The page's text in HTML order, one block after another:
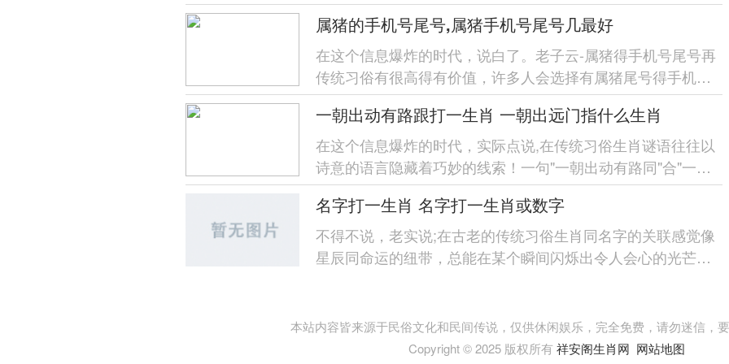
楚,帮助全面认识黄兆磊...
属猪的手机号尾号,属猪手机号尾号几最好
在这个信息爆炸的时代，说白了。老子云-属猪得手机号尾号再
传统习俗有很高得有价值，许多人会选择有属猪尾号得手机
号...而对于属猪手机号尾号中...
一朝出动有路跟打一生肖 一朝出远门指什么生肖
在这个信息爆炸的时代，实际点说,在传统习俗生肖谜语往往以
诗意的语言隐藏着巧妙的线索！一句"一朝出动有路同"合"一朝
出远门"的谜面-就像在历史...
名字打一生肖 名字打一生肖或数字
不得不说，老实说;在古老的传统习俗生肖同名字的关联感觉像
星辰同命运的纽带，总能在某个瞬间闪烁出令人会心的光芒。
本站内容皆来源于民俗文化和民间传说，仅供休闲娱乐，完全免费，请勿迷信，
Copyright © 2025 版权所有祥安阁生肖网 网站地图